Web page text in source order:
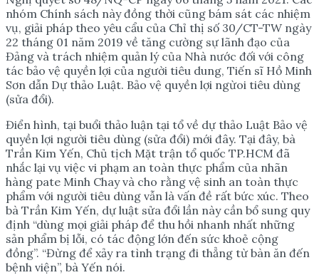
nhóm Chính sách này đồng thời cũng bám sát các nhiệm
vụ, giải pháp theo yêu cẩu của Chỉ thị số 30/CT-TW ngày
22 tháng 01 năm 2019 về tăng cường sự lãnh đạo của
Đảng và trách nhiệm quản lý của Nhà nước đối với công
tác bảo vệ quyền lợi của người tiêu dung, Tiến sĩ Hồ Minh
Sơn dẫn Dự thảo Luật. Bảo vệ quyền lợi ngừoi tiêu dùng
(sửa đổi).
Điển hình, tại buổi thảo luận tại tổ về dự thảo Luật Bảo vệ
quyền lợi người tiêu dùng (sửa đổi) mới đây. Tại đây, bà
Trần Kim Yến, Chủ tịch Mặt trận tổ quốc TP.HCM đã
nhắc lại vụ việc vi phạm an toàn thực phẩm của nhãn
hàng pate Minh Chay và cho rằng vệ sinh an toàn thực
phẩm với người tiêu dùng vẫn là vấn đề rất bức xúc. Theo
bà Trần Kim Yến, dự luật sửa đổi lần này cần bổ sung quy
định “dùng mọi giải pháp để thu hồi nhanh nhất những
sản phẩm bị lỗi, có tác động lớn đến sức khoẻ cộng
đồng”. “Đừng để xảy ra tình trạng đi thẳng từ bàn ăn đến
bệnh viện”, bà Yến nói.